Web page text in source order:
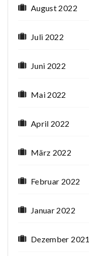
August 2022
Juli 2022
Juni 2022
Mai 2022
April 2022
März 2022
Februar 2022
Januar 2022
Dezember 2021